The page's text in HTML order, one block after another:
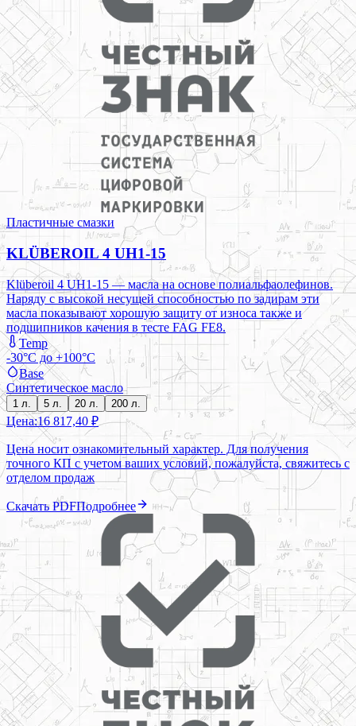
Пластичные смазки
KLÜBEROIL 4 UH1-15
Klüberoil 4 UH1-15 — масла на основе полиальфаолефинов.
Наряду с высокой несущей способностью по задирам эти
масла показывают хорошую защиту от износа также и
подшипников качения в тесте FAG FE8.
Temp
-30°C до +100°C
Base
Синтетическое масло
1 л. 5 л. 20 л. 200 л.
Цена:16 817,40 ₽
Цена носит ознакомительный характер. Для получения
точного КП с учетом ваших условий, пожалуйста, свяжитесь с
отделом продаж
Скачать PDFПодробнее